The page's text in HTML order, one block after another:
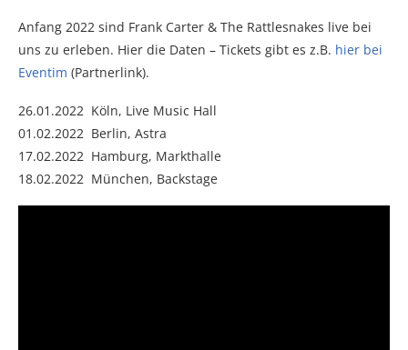
Anfang 2022 sind Frank Carter & The Rattlesnakes live bei
uns zu erleben. Hier die Daten – Tickets gibt es z.B. hier bei
Eventim (Partnerlink).
26.01.2022 Köln, Live Music Hall
01.02.2022 Berlin, Astra
17.02.2022 Hamburg, Markthalle
18.02.2022 München, Backstage